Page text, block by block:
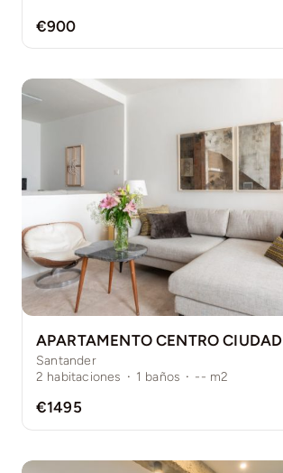
€900
APARTAMENTO CENTRO CIUDAD
Santander
2 habitaciones · 1 baños · -- m2
€1495